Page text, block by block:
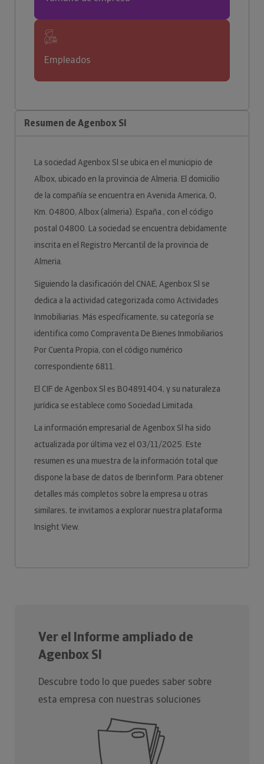
Empleados
Resumen de Agenbox Sl
La sociedad Agenbox Sl se ubica en el municipio de
Albox, ubicado en la provincia de Almeria. El domicilio
de la compañía se encuentra en Avenida America, 0,
Km. 04800, Albox (almeria). España., con el código
postal 04800. La sociedad se encuentra debidamente
inscrita en el Registro Mercantil de la provincia de
Almeria.
Siguiendo la clasificación del CNAE, Agenbox Sl se
dedica a la actividad categorizada como Actividades
Inmobiliarias. Más específicamente, su categoría se
identifica como Compraventa De Bienes Inmobiliarios
Por Cuenta Propia, con el código numérico
correspondiente 6811.
El CIF de Agenbox Sl es B04891404, y su naturaleza
jurídica se establece como Sociedad Limitada.
La información empresarial de Agenbox Sl ha sido
actualizada por última vez el 03/11/2025. Este
resumen es una muestra de la información total que
dispone la base de datos de Iberinform. Para obtener
detalles más completos sobre la empresa u otras
similares, te invitamos a explorar nuestra plataforma
Insight View.
Ver el Informe ampliado de
Agenbox Sl
Descubre todo lo que puedes saber sobre
esta empresa con nuestras soluciones